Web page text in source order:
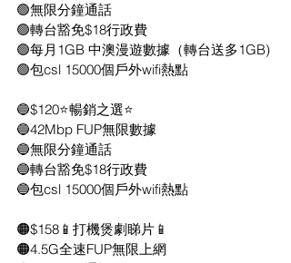
🟢無限分鐘通話
🟢轉台豁免$18行政費
🟢每月1GB 中澳漫遊數據（轉台送多1GB)
🟢包csl 15000個戶外wifi熱點
🔵$120⭐️暢銷之選⭐️
🔵42Mbp FUP無限數據
🔵無限分鐘通話
🔵轉台豁免$18行政費
🔵包csl 15000個戶外wifi熱點
🟠$158📱打機煲劇睇片📱
🟠4.5G全速FUP無限上網